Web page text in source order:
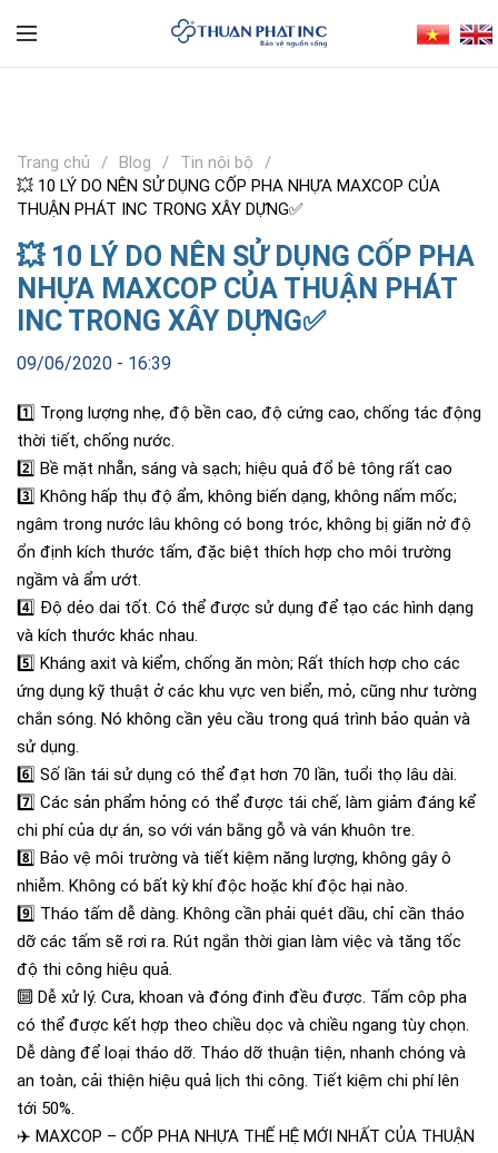
Trang chủ Blog
Tin nội bộ
💥 10 LÝ DO NÊN SỬ DỤNG CỐP PHA NHỰA MAXCOP CỦA
THUẬN PHÁT INC TRONG XÂY DỰNG✅
💥 10 LÝ DO NÊN SỬ DỤNG CỐP PHA
NHỰA MAXCOP CỦA THUẬN PHÁT
INC TRONG XÂY DỰNG✅
09/06/2020 - 16:39
1️⃣ Trọng lượng nhẹ, độ bền cao, độ cứng cao, chống tác động
thời tiết, chống nước.
2️⃣ Bề mặt nhẵn, sáng và sạch; hiệu quả đổ bê tông rất cao
3️⃣ Không hấp thụ độ ẩm, không biến dạng, không nấm mốc;
ngâm trong nước lâu không có bong tróc, không bị giãn nở độ
ổn định kích thước tấm, đặc biệt thích hợp cho môi trường
ngầm và ẩm ướt.
4️⃣ Độ dẻo dai tốt. Có thể được sử dụng để tạo các hình dạng
và kích thước khác nhau.
5️⃣ Kháng axit và kiểm, chống ăn mòn; Rất thích hợp cho các
ứng dụng kỹ thuật ở các khu vực ven biển, mỏ, cũng như tường
chắn sóng. Nó không cần yêu cầu trong quá trình bảo quản và
sử dụng.
6️⃣ Số lần tái sử dụng có thể đạt hơn 70 lần, tuổi thọ lâu dài.
7️⃣ Các sản phẩm hỏng có thể được tái chế, làm giảm đáng kể
chi phí của dự án, so với ván bằng gỗ và ván khuôn tre.
8️⃣ Bảo vệ môi trường và tiết kiệm năng lượng, không gây ô
nhiễm. Không có bất kỳ khí độc hoặc khí độc hại nào.
9️⃣ Tháo tấm dễ dàng. Không cần phải quét dầu, chỉ cần tháo
dỡ các tấm sẽ rơi ra. Rút ngắn thời gian làm việc và tăng tốc
độ thi công hiệu quả.
🔟 Dễ xử lý. Cưa, khoan và đóng đinh đều được. Tấm côp pha
có thể được kết hợp theo chiều dọc và chiều ngang tùy chọn.
Dễ dàng để loại tháo dỡ. Tháo dỡ thuận tiện, nhanh chóng và
an toàn, cải thiện hiệu quả lịch thi công. Tiết kiệm chi phí lên
tới 50%.
✈️ MAXCOP – CỐP PHA NHỰA THẾ HỆ MỚI NHẤT CỦA THUẬN